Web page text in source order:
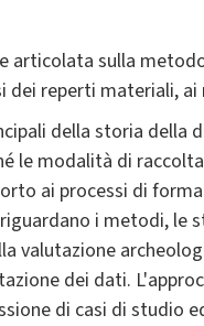
articolata sulla
dei reperti materiali,
della storia della
le modalità di
ai processi di
i metodi, le
valutazione
dei dati.
di casi di studio